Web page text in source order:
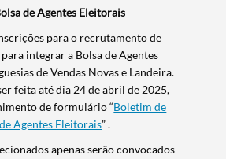
de Agentes Eleitorais
para o recrutamento de
integrar a Bolsa de Agentes
de Vendas Novas e Landeira.
feita até dia 24 de abril de 2025,
de formulário “Boletim de
Agentes Eleitorais” .
apenas serão convocados